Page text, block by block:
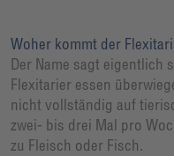
Woher kommt der
Der Name sagt eigentlich
Flexitarier essen
nicht vollständig auf
zwei- bis drei Mal pro
zu Fleisch oder Fisch.